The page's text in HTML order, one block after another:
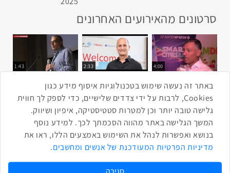
סרטונים מהאירועים האחרונים
4:00
2:33
1:43
3:52
כנס RPA
1:14
כנס בינת יערות הכרמל
כנס F5
שתפו ברשת
שתף בטוויטרשתף בפייסבוק
שתף בלינקדאין
שתף בווטסאפ
שתף בטלגרם
באתר זה נעשה שימוש בטכנולוגיות איסוף מידע כגון
Cookies, לרבות על ידי צדדים שלישיים, כדי לספק לך חווית
גלישה טובה יותר וכן למטרות סטטיסטיקה, איפיון ושיווק.
המשך הגלישה באתר מהווה הסכמתך לכך. למידע נוסף
בנושא ואפשרות לנהל את השימוש באמצעים הללו, ראו את
מדיניות הפרטיות המעודכנת של אנשים ומחשבים.